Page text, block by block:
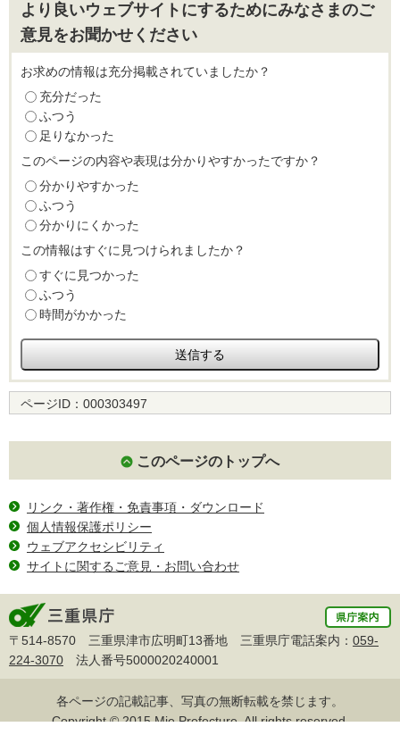
より良いウェブサイトにするためにみなさまのご
意見をお聞かせください
お求めの情報は充分掲載されていましたか？
充分だった
ふつう
足りなかった
このページの内容や表現は分かりやすかったですか？
分かりやすかった
ふつう
分かりにくかった
この情報はすぐに見つけられましたか？
すぐに見つかった
ふつう
時間がかかった
ページID： 000303497
このページのトップへ
リンク・著作権・免責事項・ダウンロード
個人情報保護ポリシー
ウェブアクセシビリティ
サイトに関するご意見・お問い合わせ
〒514-8570 三重県津市広明町13番地 三重県庁電話案内： 059-
224-3070 法人番号5000020240001
各ページの記載記事、写真の無断転載を禁じます。
Copyright © 2015 Mie Prefecture, All rights reserved.